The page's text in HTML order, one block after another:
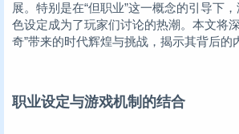
展。特别是在“但职业”这一概念的引导下
色设定成为了玩家们讨论的热潮。本文将
奇”带来的时代辉煌与挑战，揭示其背后的
职业设定与游戏机制的结合